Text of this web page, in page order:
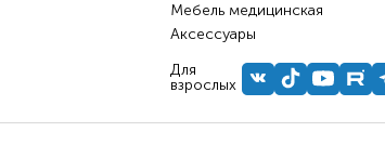
Мебель медицинская
Аксессуары
Для
взрослых